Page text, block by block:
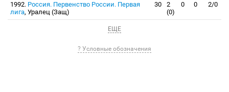
1992. Россия. Первенство России. Первая
лига, Уралец (Защ)
30
2
(0)
0 0 2/0
ЕЩЕ
? Условные обозначения